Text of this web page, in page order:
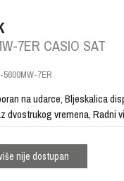
7ER CASIO SAT
5600MW-7ER
na udarce, Bljeskalica
dvostrukog vremena, Radni
nije dostupan